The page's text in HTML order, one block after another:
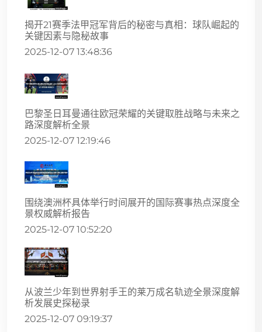
揭开21赛季法甲冠军背后的秘密与真相：球队崛起的
关键因素与隐秘故事
2025-12-07 13:48:36
巴黎圣日耳曼通往欧冠荣耀的关键取胜战略与未来之
路深度解析全景
2025-12-07 12:19:46
围绕澳洲杯具体举行时间展开的国际赛事热点深度全
景权威解析报告
2025-12-07 10:52:20
从波兰少年到世界射手王的莱万成名轨迹全景深度解
析发展史探秘录
2025-12-07 09:19:37